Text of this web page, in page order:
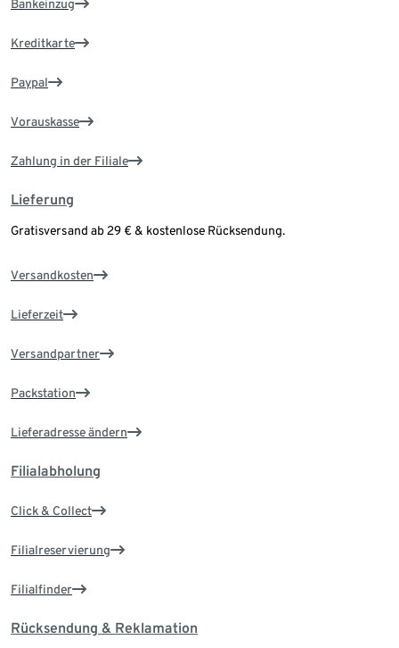
Bankeinzug
Kreditkarte
Paypal
Vorauskasse
Zahlung in der Filiale
Lieferung
Gratisversand ab 29 € & kostenlose Rücksendung.
Versandkosten
Lieferzeit
Versandpartner
Packstation
Lieferadresse ändern
Filialabholung
Click & Collect
Filialreservierung
Filialfinder
Rücksendung & Reklamation